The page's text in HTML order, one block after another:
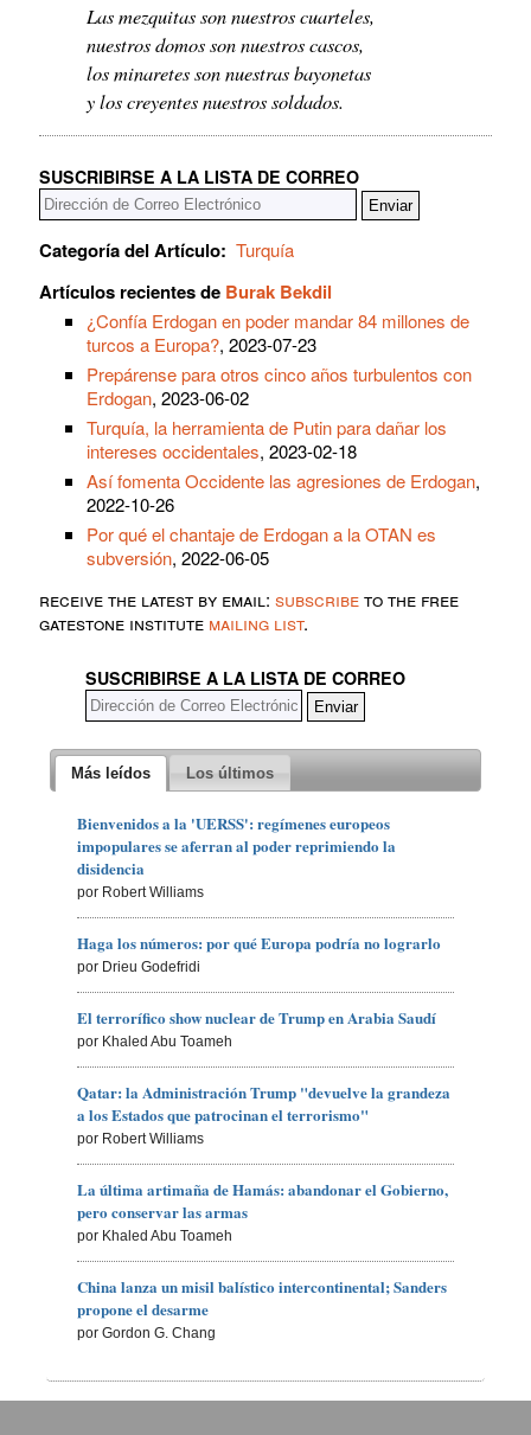
Las mezquitas son nuestros cuarteles,
nuestros domos son nuestros cascos,
los minaretes son nuestras bayonetas
y los creyentes nuestros soldados.
SUSCRIBIRSE A LA LISTA DE CORREO
Categoría del Artículo: Turquía
Artículos recientes de Burak Bekdil
¿Confía Erdogan en poder mandar 84 millones de
turcos a Europa?, 2023-07-23
Prepárense para otros cinco años turbulentos con
Erdogan, 2023-06-02
Turquía, la herramienta de Putin para dañar los
intereses occidentales, 2023-02-18
Así fomenta Occidente las agresiones de Erdogan,
2022-10-26
Por qué el chantaje de Erdogan a la OTAN es
subversión, 2022-06-05
receive the latest by email: subscribeto the free
gatestone institute mailing list.
SUSCRIBIRSE A LA LISTA DE CORREO
Más leídos Los últimos
Bienvenidos a la 'UERSS': regímenes europeos
impopulares se aferran al poder reprimiendo la
disidencia
por Robert Williams
Haga los números: por qué Europa podría no lograrlo
por Drieu Godefridi
El terrorífico show nuclear de Trump en Arabia Saudí
por Khaled Abu Toameh
Qatar: la Administración Trump "devuelve la grandeza
a los Estados que patrocinan el terrorismo"
por Robert Williams
La última artimaña de Hamás: abandonar el Gobierno,
pero conservar las armas
por Khaled Abu Toameh
China lanza un misil balístico intercontinental; Sanders
propone el desarme
por Gordon G. Chang